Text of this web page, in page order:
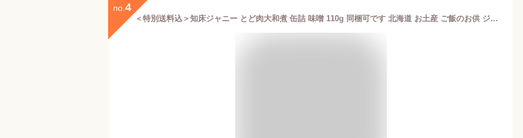
no. 4
＜特別送料込＞知床ジャニー とど肉大和煮 缶詰 味噌 110g 同梱可です 北海道 お土産 ご飯のお供 ジビエ 郷土料理 ギフト プレゼント お取り寄せ （TSB）